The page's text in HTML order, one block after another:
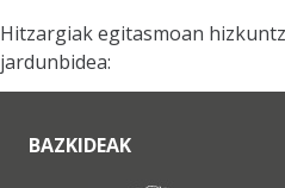
Hitzargiak egitasmoan
jardunbidea:
BAZKIDEAK